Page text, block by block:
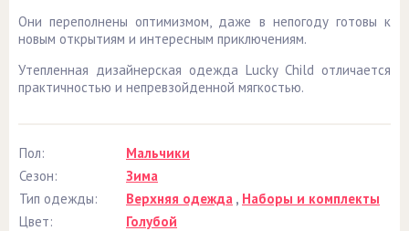
Они переполнены оптимизмом, даже в непогоду готовы к
новым открытиям и интересным приключениям.
Утепленная дизайнерская одежда Lucky Child отличается
практичностью и непревзойденной мягкостью.
Пол:
Мальчики
Сезон:
Зима
Тип одежды:
Верхняя одежда , Наборы и комплекты
Цвет:
Голубой